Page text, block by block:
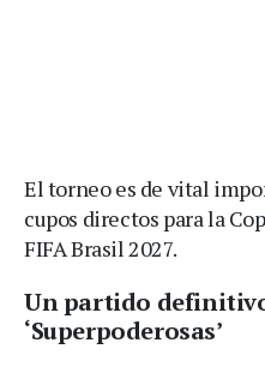
El torneo es de vital
cupos directos para la
FIFA Brasil 2027.
Un partido
‘Superpoderosas’